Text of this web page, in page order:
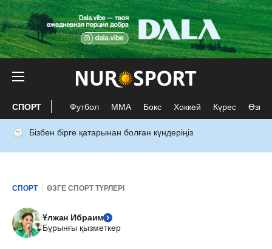
СПОРТ Футбол ММА Бокс Хоккей Күрес Өзге
Бізбен бірге қатарынан болған күндеріңіз
СПОРТ ӨЗГЕ СПОРТ ТҮРЛЕРІ
Ұлжан Ибраим
Бұрынғы қызметкер